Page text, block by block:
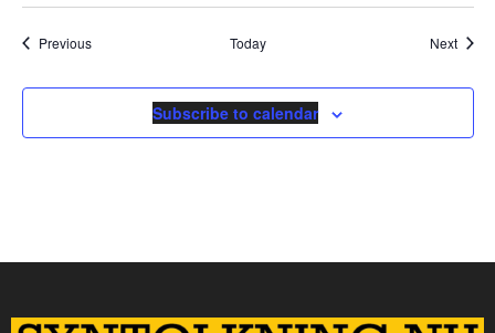
PreviousEvents Today Next
Subscribe to calendar